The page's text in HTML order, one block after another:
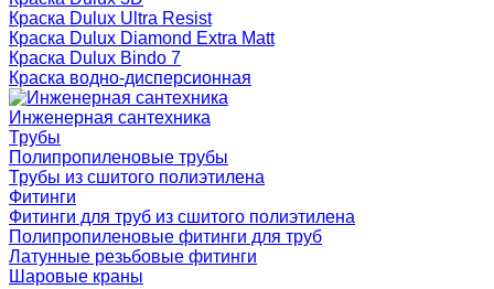
Краска Dulux Ultra Resist
Краска Dulux Diamond Extra Matt
Краска Dulux Bindo 7
Краска водно-дисперсионная
Инженерная сантехника
Трубы
Полипропиленовые трубы
Трубы из сшитого полиэтилена
Фитинги
Фитинги для труб из сшитого полиэтилена
Полипропиленовые фитинги для труб
Латунные резьбовые фитинги
Шаровые краны